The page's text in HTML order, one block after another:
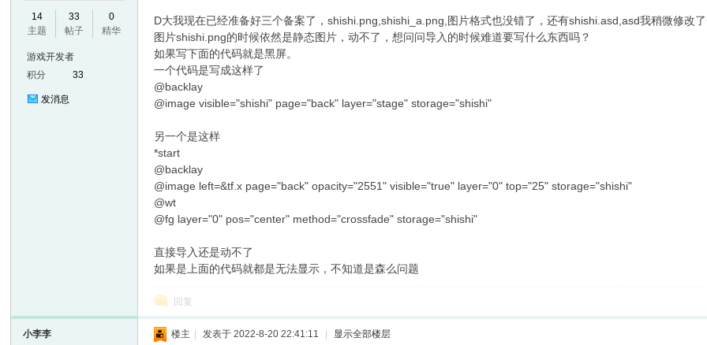
14
主题
33
帖子
0
精华
游戏开发者
积分
33
发消息
D大我现在已经准备好三个备案了，shishi.png,shishi_a.png,图片格式也没错了，还有shishi.asd,asd我稍微修改
图片shishi.png的时候依然是静态图片，动不了，想问问导入的时候难道要写什么东西吗？
如果写下面的代码就是黑屏。
一个代码是写成这样了
@backlay
@image visible="shishi" page="back" layer="stage" storage="shishi"
另一个是这样
*start
@backlay
@image left=&tf.x page="back" opacity="2551" visible="true" layer="0" top="25" storage="shishi"
@wt
@fg layer="0" pos="center" method="crossfade" storage="shishi"
直接导入还是动不了
如果是上面的代码就都是无法显示，不知道是森么问题
回复
小李李 楼主 发表于 2022-8-20 22:41:11 显示全部楼层